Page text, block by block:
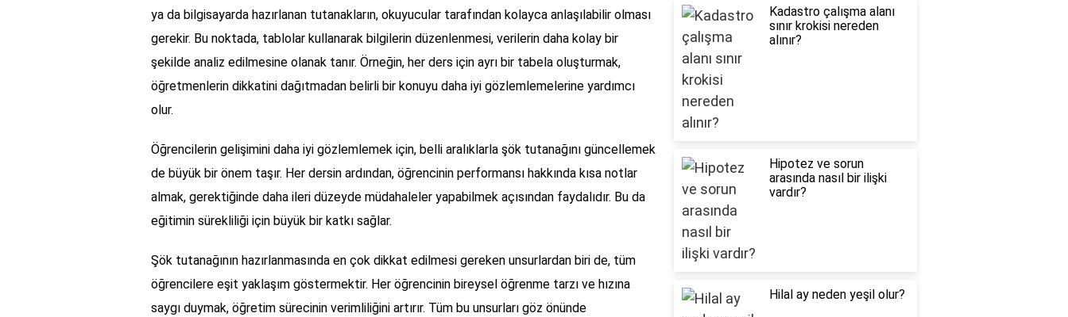
ya da bilgisayarda hazırlanan tutanakların, okuyucular tarafından kolayca anlaşılabilir olması
gerekir. Bu noktada, tablolar kullanarak bilgilerin düzenlenmesi, verilerin daha kolay bir
şekilde analiz edilmesine olanak tanır. Örneğin, her ders için ayrı bir tabela oluşturmak,
öğretmenlerin dikkatini dağıtmadan belirli bir konuyu daha iyi gözlemlemelerine yardımcı
olur.
Öğrencilerin gelişimini daha iyi gözlemlemek için, belli aralıklarla şök tutanağını güncellemek
de büyük bir önem taşır. Her dersin ardından, öğrencinin performansı hakkında kısa notlar
almak, gerektiğinde daha ileri düzeyde müdahaleler yapabilmek açısından faydalıdır. Bu da
eğitimin sürekliliği için büyük bir katkı sağlar.
Şök tutanağının hazırlanmasında en çok dikkat edilmesi gereken unsurlardan biri de, tüm
öğrencilere eşit yaklaşım göstermektir. Her öğrencinin bireysel öğrenme tarzı ve hızına
saygı duymak, öğretim sürecinin verimliliğini artırır. Tüm bu unsurları göz önünde
Kadastro çalışma alanı
sınır krokisi nereden
alınır?
Hipotez ve sorun
arasında nasıl bir ilişki
vardır?
Hilal ay neden yeşil olur?